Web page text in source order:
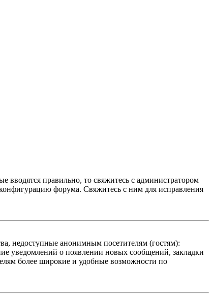
вводятся правильно, то свяжитесь с администратором
форума. Свяжитесь с ним для исправления
недоступные анонимным посетителям (гостям):
уведомлений о появлении новых сообщений, закладки
более широкие и удобные возможности по